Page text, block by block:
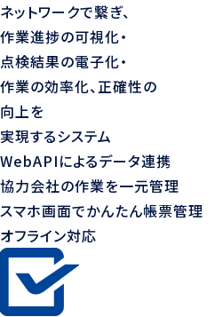
ネットワークで繋ぎ、
作業進捗の可視化・
点検結果の電子化・
作業の効率化、正確性の
向上を
実現するシステム
WebAPIによるデータ連携
協力会社の作業を一元管理
スマホ画面でかんたん帳票管理
オフライン対応